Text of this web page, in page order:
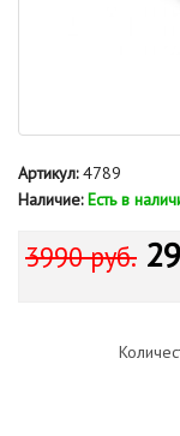
Артикул:4789
Наличие: Есть в
3990 руб.